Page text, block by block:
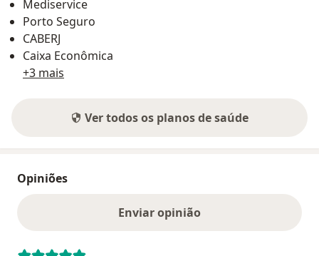
Mediservice
Porto Seguro
CABERJ
Caixa Econômica
+3 mais
Ver todos os planos de saúde
Opiniões
Enviar opinião